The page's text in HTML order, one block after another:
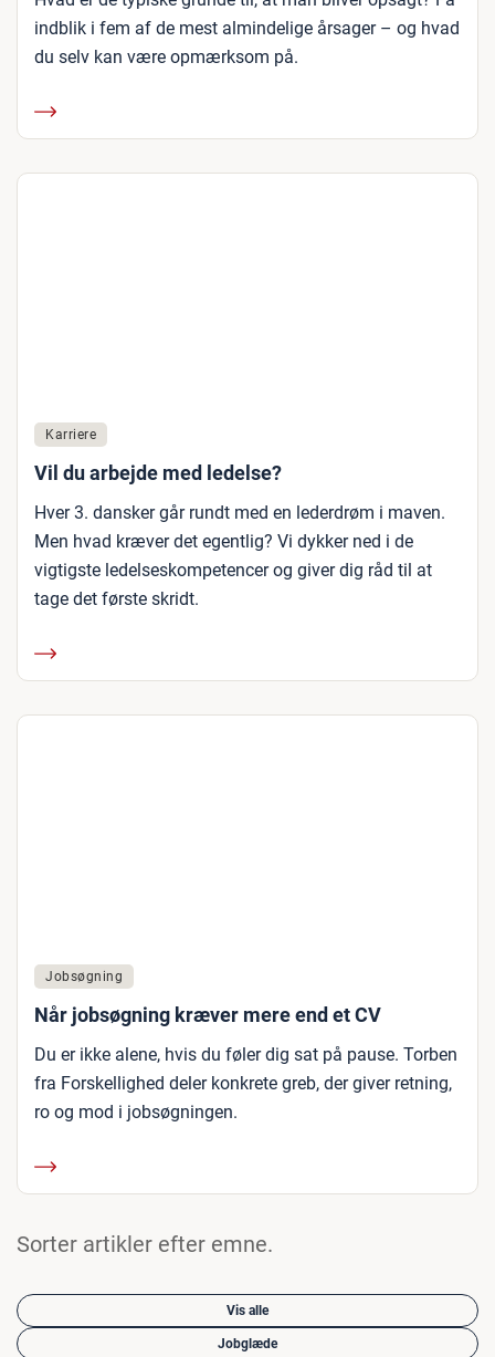
indblik i fem af de mest almindelige årsager – og hvad
du selv kan være opmærksom på.
Karriere
Vil du arbejde med ledelse?
Hver 3. dansker går rundt med en lederdrøm i maven.
Men hvad kræver det egentlig? Vi dykker ned i de
vigtigste ledelseskompetencer og giver dig råd til at
tage det første skridt.
Jobsøgning
Når jobsøgning kræver mere end et CV
Du er ikke alene, hvis du føler dig sat på pause. Torben
fra Forskellighed deler konkrete greb, der giver retning,
ro og mod i jobsøgningen.
Sorter artikler efter emne.
Vis alle
Jobglæde